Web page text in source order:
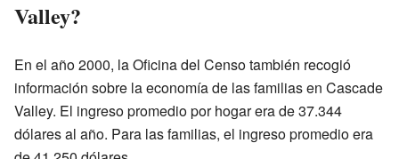
Valley?
En el año 2000, la Oficina del Censo también recogió
información sobre la economía de las familias en Cascade
Valley. El ingreso promedio por hogar era de 37.344
dólares al año. Para las familias, el ingreso promedio era